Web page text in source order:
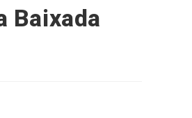
Baixada